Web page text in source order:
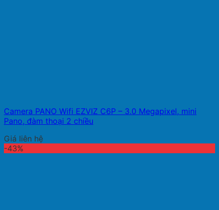
Camera PANO Wifi EZVIZ C6P – 3.0 Megapixel, mini
Pano, đàm thoại 2 chiều
Giá liên hệ
-43%